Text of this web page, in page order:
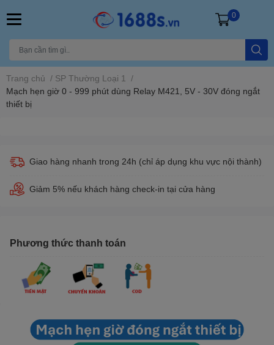
0
Trang chủ / SP Thường Loại 1
/
Mạch hẹn giờ 0 - 999 phút dùng Relay M421, 5V - 30V đóng ngắt
thiết bị
Giao hàng nhanh trong 24h (chỉ áp dụng khu vực nội thành)
Giảm 5% nếu khách hàng check-in tại cửa hàng
Phương thức thanh toán